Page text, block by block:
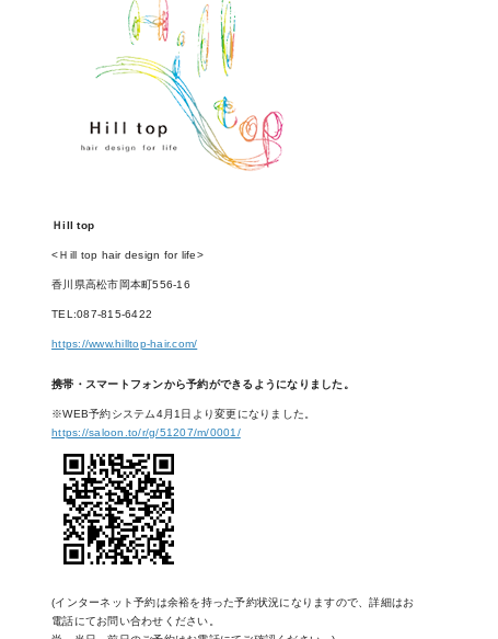
Ｈill top
<Ｈill top hair design for life>
香川県高松市岡本町556-16
TEL:087-815-6422
https://www.hilltop-hair.com/
携帯・スマートフォンから予約ができるようになりました。
※WEB予約システム4月1日より変更になりました。
https://saloon.to/r/g/51207/m/0001/
(インターネット予約は余裕を持った予約状況になりますので、詳細はお
電話にてお問い合わせください。